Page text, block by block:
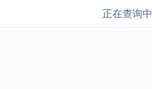
正在查询中